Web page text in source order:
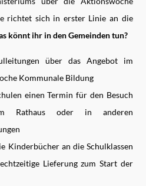
richtet sich in erster Linie an die
könnt ihr in den Gemeinden tun?
über das Angebot im
Kommunale Bildung
einen Termin für den Besuch
im Rathaus oder in anderen
Kinderbücher an die Schulklassen
Lieferung zum Start der